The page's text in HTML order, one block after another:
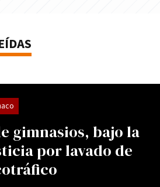
gimnasios, bajo la
por lavado de